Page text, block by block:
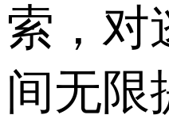
索，对
间无限